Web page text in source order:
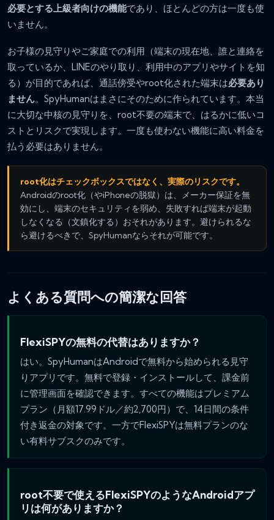
必要とする上級者向けの機能であり、ほとんどの方は一度も使
いません。
お子様の見守りやご家庭での利用（端末の現在地、誰と連絡を
取っているか、LINEのやり取り、利用中のアプリやサイトを知
る）が目的であれば、通話傍受やroot化された端末は必要あり
ません。SpyHumanはまさにそのために作られています。本当
に大切な中核の見守りを、root不要の端末で、はるかに低いコ
ストとリスクで実現します。一度も使わない機能に高い料金を
払う必要はありません。
root化はチェックボックスではなく、実際のリスクです。
Androidのroot化（やiPhoneの脱獄）は、メーカー保証を無
効にし、端末のセキュリティを弱め、失敗すれば端末が起動
しなくなる（文鎮化する）おそれがあります。避けられるな
ら避けるべきで、SpyHumanならそれが可能です。
よくある質問への簡潔な回答
FlexiSPYの無料の代替はありますか？
はい。SpyHumanはAndroidで無料から始められる見守
りアプリです。無料で登録・インストールして、課金前
に管理画面を確認できます。すべての機能はプレミアム
プラン（月額17.99ドル／約2,700円）で、14日間の条件
付き返金の対象です。一方でFlexiSPYは無料プランのな
い有料サブスクのみです。
root不要で使えるFlexiSPYのようなAndroidアプ
リは何がありますか？